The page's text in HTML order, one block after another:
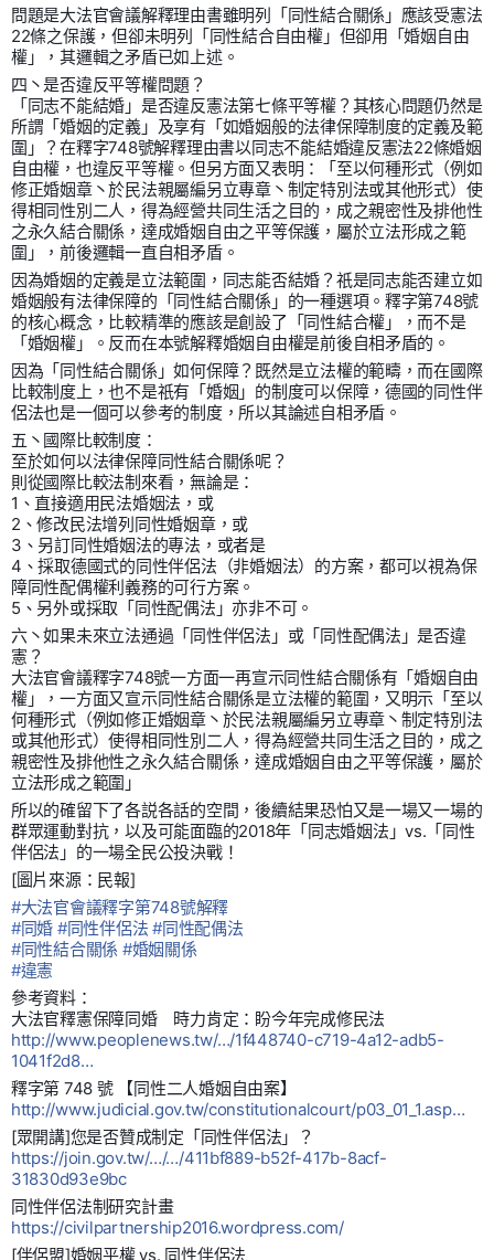
問題是大法官會議解釋理由書雖明列「同性結合關係」應該受憲法
22條之保護，但卻未明列「同性結合自由權」但卻用「婚姻自由
權」，其邏輯之矛盾已如上述。
四丶是否違反平等權問題？
「同志不能結婚」是否違反憲法第七條平等權？其核心問題仍然是
所謂「婚姻的定義」及享有「如婚姻般的法律保障制度的定義及範
圍」？在釋字748號解釋理由書以同志不能結婚違反憲法22條婚姻
自由權，也違反平等權。但另方面又表明：「至以何種形式（例如
修正婚姻章丶於民法親屬編另立專章丶制定特別法或其他形式）使
得相同性別二人，得為經營共同生活之目的，成之親密性及排他性
之永久結合關係，達成婚姻自由之平等保護，屬於立法形成之範
圍」，前後邏輯一直自相矛盾。
因為婚姻的定義是立法範圍，同志能否結婚？祇是同志能否建立如
婚姻般有法律保障的「同性結合關係」的一種選項。釋字第748號
的核心概念，比較精準的應該是創設了「同性結合權」，而不是
「婚姻權」。反而在本號解釋婚姻自由權是前後自相矛盾的。
因為「同性結合關係」如何保障？既然是立法權的範疇，而在國際
比較制度上，也不是祇有「婚姻」的制度可以保障，德國的同性伴
侶法也是一個可以參考的制度，所以其論述自相矛盾。
五丶國際比較制度：
至於如何以法律保障同性結合關係呢？
則從國際比較法制來看，無論是：
1、直接適用民法婚姻法，或
2、修改民法增列同性婚姻章，或
3、另訂同性婚姻法的專法，或者是
4、採取德國式的同性伴侶法（非婚姻法）的方案，都可以視為保
障同性配偶權利義務的可行方案。
5、另外或採取「同性配偶法」亦非不可。
六丶如果未來立法通過「同性伴侶法」或「同性配偶法」是否違
憲？
大法官會議釋字748號一方面一再宣示同性結合關係有「婚姻自由
權」，一方面又宣示同性結合關係是立法權的範圍，又明示「至以
何種形式（例如修正婚姻章丶於民法親屬編另立專章丶制定特別法
或其他形式）使得相同性別二人，得為經營共同生活之目的，成之
親密性及排他性之永久結合關係，達成婚姻自由之平等保護，屬於
立法形成之範圍」
所以的確留下了各説各話的空間，後續結果恐怕又是一場又一場的
群眾運動對抗，以及可能面臨的2018年「同志婚姻法」vs.「同性
伴侶法」的一場全民公投決戰！
[圖片來源：民報]
#大法官會議釋字第748號解釋
#同婚 #同性伴侶法 #同性配偶法
#同性結合關係 #婚姻關係
#違憲
參考資料：
大法官釋憲保障同婚 時力肯定：盼今年完成修民法
http://www.peoplenews.tw/…/1f448740-c719-4a12-adb5-
1041f2d8…
釋字第 748 號 【同性二人婚姻自由案】
http://www.judicial.gov.tw/constitutionalcourt/p03_01_1.asp…
[眾開講]您是否贊成制定「同性伴侶法」？
https://join.gov.tw/…/…/411bf889-b52f-417b-8acf-
31830d93e9bc
同性伴侶法制研究計畫
https://civilpartnership2016.wordpress.com/
[伴侶盟]婚姻平權 vs. 同性伴侶法